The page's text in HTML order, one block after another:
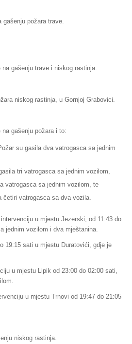
gašenju požara trave.
gašenju trave i niskog rastinja.
niskog rastinja, u Gornjoj Grabovici.
gašenju požara i to:
su gasila dva vatrogasca sa jednim
tri vatrogasca sa jednim vozilom,
vatrogasca sa jednim vozilom, te
četiri vatrogasca sa dva vozila.
u mjestu Jezerski, od 11:43 do
jednim vozilom i dva mještanina.
19:15 sati u mjestu Duratovići, gdje je
u mjestu Lipik od 23:00 do 02:00 sati,
u mjestu Trnovi od 19:47 do 21:05
niskog rastinja.